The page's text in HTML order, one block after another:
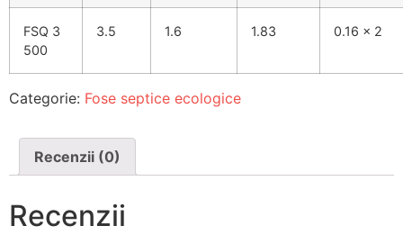
FSQ 3
500
3.5 1.6 1.83 0.16 x 2
Categorie: Fose septice ecologice
Recenzii (0)
Recenzii